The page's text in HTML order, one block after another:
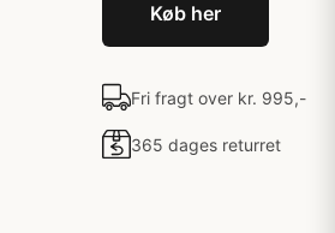
Køb her
Fri fragt over kr. 995,-
365 dages returret